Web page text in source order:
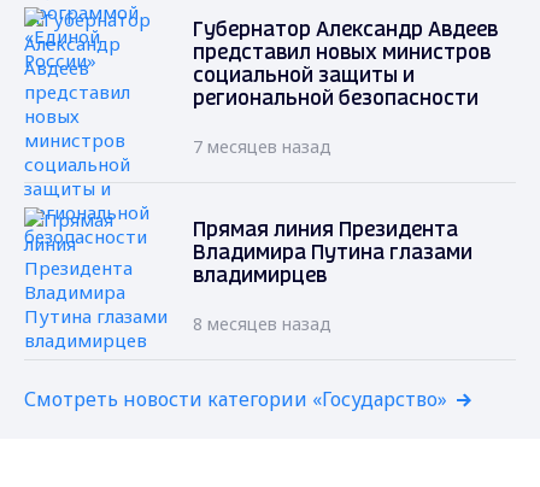
Губернатор Александр Авдеев
представил новых министров
социальной защиты и
региональной безопасности
7 месяцев назад
Прямая линия Президента
Владимира Путина глазами
владимирцев
8 месяцев назад
Смотреть новости категории «Государство»